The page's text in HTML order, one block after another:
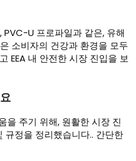
PVC-U 프로파일과 같은, 유해
소비자의 건강과 환경을 모두
EEA 내 안전한 시장 진입을 보
을 주기 위해, 원활한 시장 진
규정을 정리했습니다.. 간단한